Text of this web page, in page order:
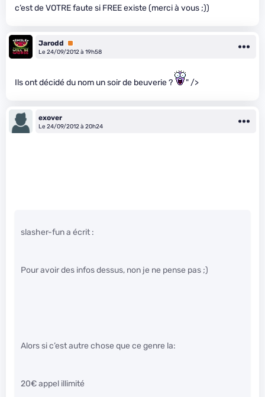
c’est de VOTRE faute si FREE existe (merci à vous ;))
Jarodd
Premium
Le 24/09/2012 à 19h58
Ils ont décidé du nom un soir de beuverie ? " />
exover
Le 24/09/2012 à 20h24
slasher-fun a écrit :
Pour avoir des infos dessus, non je ne pense pas ;)
Alors si c’est autre chose que ce genre la:
20€ appel illimité